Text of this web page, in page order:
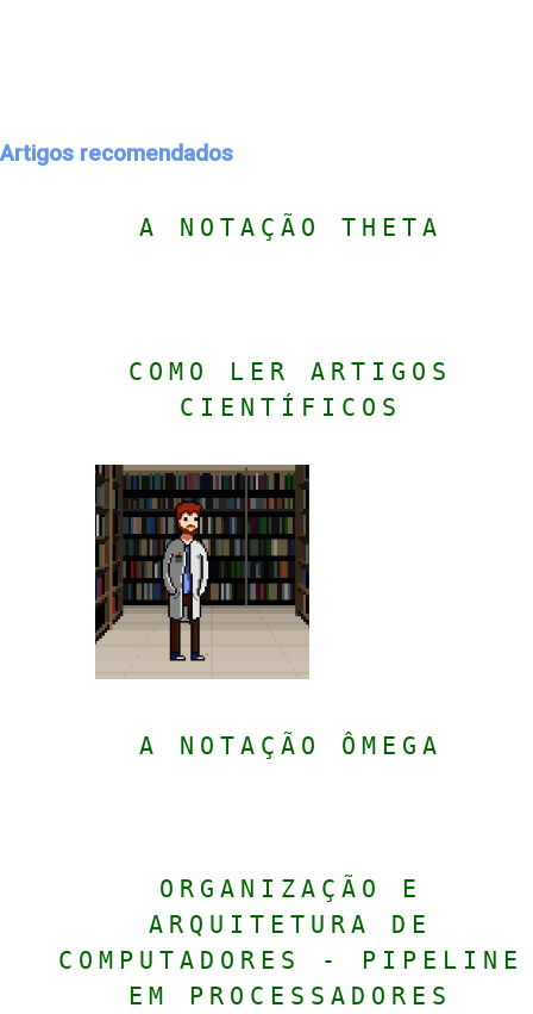
Artigos recomendados
A NOTAÇÃO THETA
COMO LER ARTIGOS
CIENTÍFICOS
A NOTAÇÃO ÔMEGA
ORGANIZAÇÃO E
ARQUITETURA DE
COMPUTADORES - PIPELINE
EM PROCESSADORES